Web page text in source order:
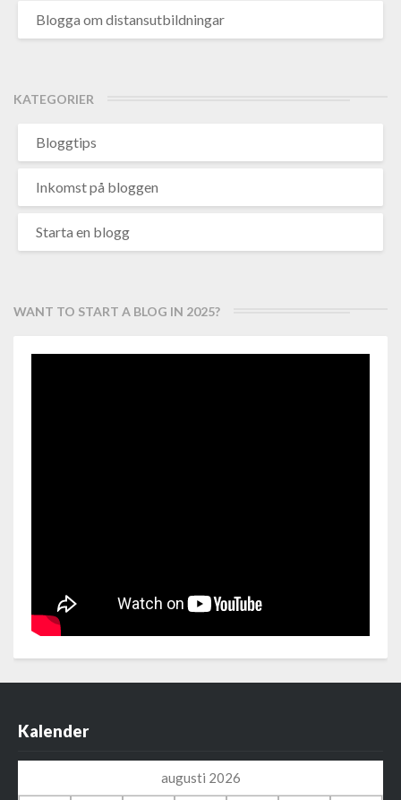
Blogga om distansutbildningar
KATEGORIER
Bloggtips
Inkomst på bloggen
Starta en blogg
WANT TO START A BLOG IN 2025?
Kalender
augusti 2026